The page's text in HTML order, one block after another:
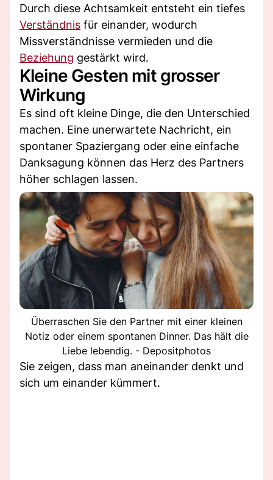
Durch diese Achtsamkeit entsteht ein tiefes
Verständnis für einander, wodurch
Missverständnisse vermieden und die
Beziehung gestärkt wird.
Kleine Gesten mit grosser
Wirkung
Es sind oft kleine Dinge, die den Unterschied
machen. Eine unerwartete Nachricht, ein
spontaner Spaziergang oder eine einfache
Danksagung können das Herz des Partners
höher schlagen lassen.
Überraschen Sie den Partner mit einer kleinen
Notiz oder einem spontanen Dinner. Das hält die
Liebe lebendig. - Depositphotos
Sie zeigen, dass man aneinander denkt und
sich um einander kümmert.